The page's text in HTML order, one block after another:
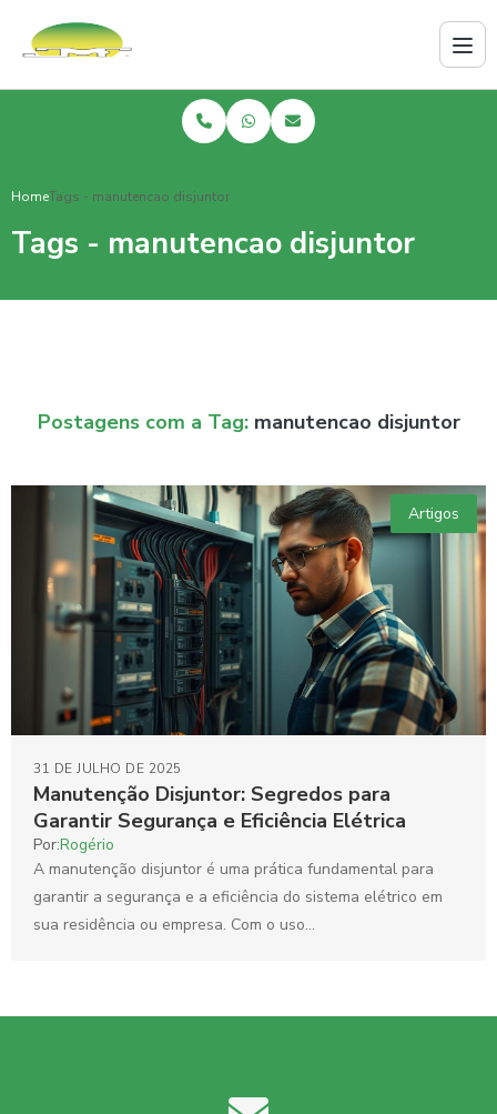
HomeTags - manutencao disjuntor
Tags - manutencao disjuntor
Postagens com a Tag: manutencao disjuntor
Artigos
Manutenção Disjuntor: Segredos para
Garantir Segurança e Eficiência Elétrica
31 DE JULHO DE 2025
Por:Rogério
A manutenção disjuntor é uma prática fundamental para
garantir a segurança e a eficiência do sistema elétrico em
sua residência ou empresa. Com o uso...